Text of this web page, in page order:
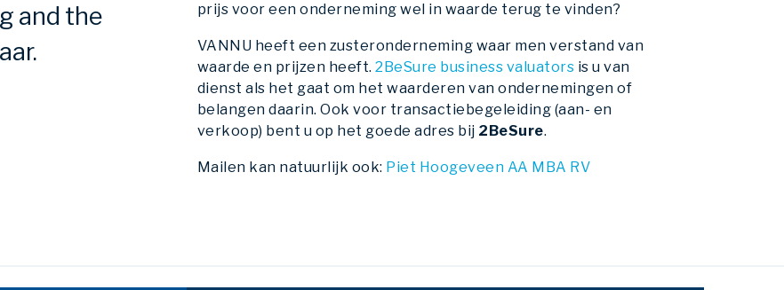
and the
prijs voor een onderneming wel in waarde terug te vinden?
VANNU heeft een zusteronderneming waar men verstand van
waarde en prijzen heeft.2BeSure business valuators is u van
dienst als het gaat om het waarderen van ondernemingen of
belangen daarin. Ook voor transactiebegeleiding (aan- en
verkoop) bent u op het goede adres bij 2BeSure.
Mailen kan natuurlijk ook: Piet Hoogeveen AA MBA RV